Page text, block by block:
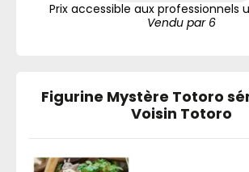
Prix accessible aux professionnels
Vendu par 6
Figurine Mystère Totoro
Voisin Totoro